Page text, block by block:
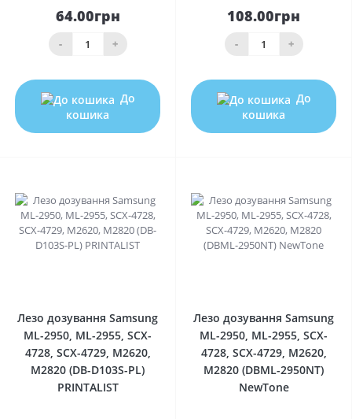
64.00грн
- +
До
кошика
108.00грн
- +
До
кошика
Лезо дозування Samsung
ML-2950, ML-2955, SCX-
4728, SCX-4729, M2620,
M2820 (DB-D103S-PL)
PRINTALIST
Лезо дозування Samsung
ML-2950, ML-2955, SCX-
4728, SCX-4729, M2620,
M2820 (DBML-2950NT)
NewTone